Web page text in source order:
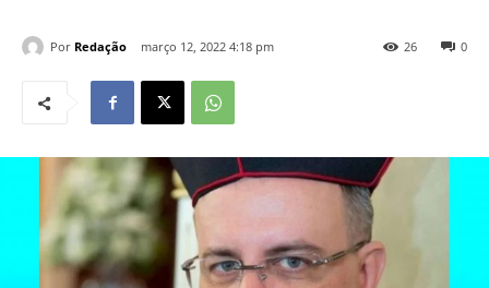
Por Redação março 12, 2022 4:18 pm 0
26